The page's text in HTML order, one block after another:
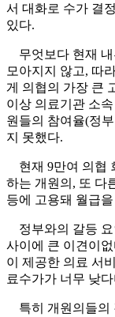
서 대화로 수가 결
있다.
무엇보다 현재 내
모아지지 않고, 따
게 의협의 가장 큰
이상 의료기관 소
원들의 참여율(정
지 못했다.
현재 9만여 의협
하는 개원의, 또 다
등에 고용돼 월급
정부와의 갈등 요
사이에 큰 이견이
이 제공한 의료 서
료수가가 너무 낮
특히 개원의들의